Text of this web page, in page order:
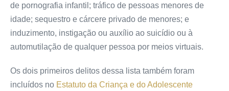
de pornografia infantil; tráfico de pessoas menores de
idade; sequestro e cárcere privado de menores; e
induzimento, instigação ou auxílio ao suicídio ou à
automutilação de qualquer pessoa por meios virtuais.
Os dois primeiros delitos dessa lista também foram
incluídos no Estatuto da Criança e do Adolescente